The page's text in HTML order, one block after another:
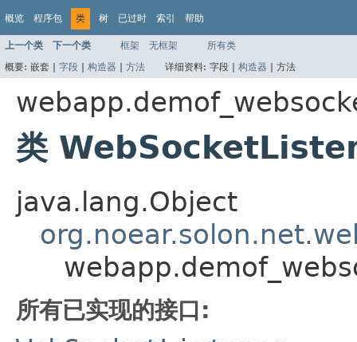
概览 程序包 类 树 已过时 索引 帮助
上一个类 下一个类 框架 无框架
所有类
概要: 嵌套 | 字段 | 构造器 | 方法 详细资料: 字段 | 构造器 | 方法
类
java.lang.Object
所有已实现的接口: